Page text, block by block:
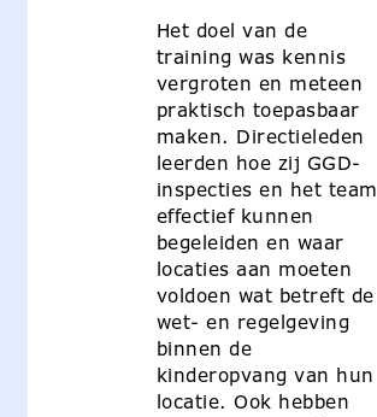
Het doel van de
training was kennis
vergroten en meteen
praktisch toepasbaar
maken. Directieleden
leerden hoe zij GGD-
inspecties en het team
effectief kunnen
begeleiden en waar
locaties aan moeten
voldoen wat betreft de
wet- en regelgeving
binnen de
kinderopvang van hun
locatie. Ook hebben